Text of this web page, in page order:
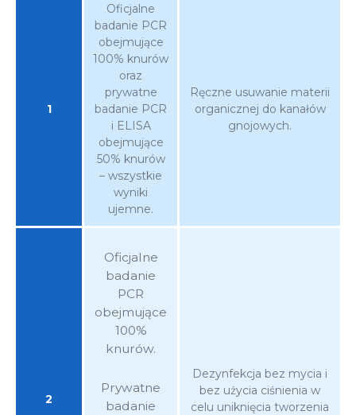
1
Oficjalne
badanie PCR
obejmujące
100% knurów
oraz
prywatne
badanie PCR
i ELISA
obejmujące
50% knurów
– wszystkie
wyniki
ujemne.
Ręczne usuwanie materii
organicznej do kanałów
gnojowych.
2
Oficjalne
badanie
PCR
obejmujące
100%
knurów.
Prywatne
badanie
Dezynfekcja bez mycia i
bez użycia ciśnienia w
celu uniknięcia tworzenia